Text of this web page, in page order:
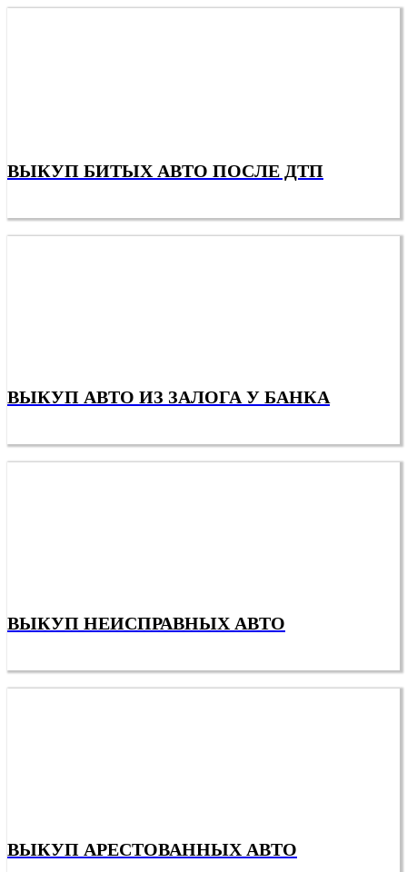
ВЫКУП БИТЫХ АВТО ПОСЛЕ ДТП
ВЫКУП АВТО ИЗ ЗАЛОГА У БАНКА
ВЫКУП НЕИСПРАВНЫХ АВТО
ВЫКУП АРЕСТОВАННЫХ АВТО